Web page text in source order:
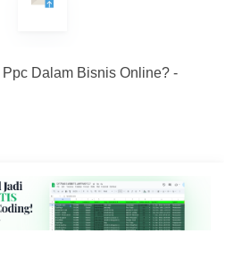
Dalam Bisnis Online? -